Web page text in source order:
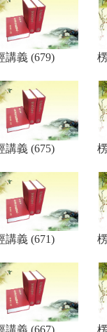
講義 (679)
講義 (675)
講義 (671)